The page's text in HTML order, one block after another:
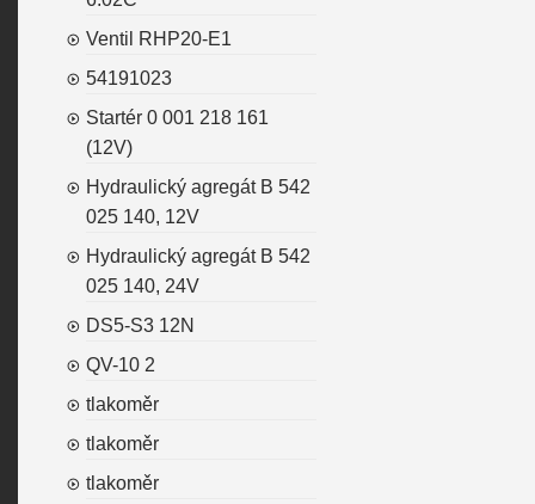
Ventil RHP20-E1
54191023
Startér 0 001 218 161
(12V)
Hydraulický agregát B 542
025 140, 12V
Hydraulický agregát B 542
025 140, 24V
DS5-S3 12N
QV-10 2
tlakoměr
tlakoměr
tlakoměr